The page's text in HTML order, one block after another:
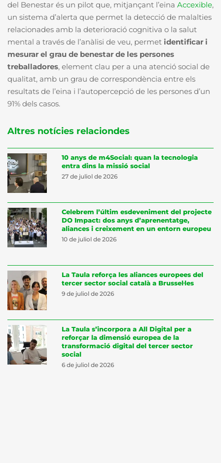
del Benestar és un pilot que, mitjançant l’eina Accexible,
un sistema d’alerta que permet la detecció de malalties
relacionades amb la deterioració cognitiva o la salut
mental a través de l’anàlisi de veu, permet identificar i
mesurar el grau de benestar de les persones
treballadores, element clau per a una atenció social de
qualitat, amb un grau de correspondència entre els
resultats de l’eina i l’autopercepció de les persones d’un
91% dels casos.
Altres notícies relaciondes
10 anys de m4Social: quan la tecnologia
entra dins la missió social
27 de juliol de 2026
Celebrem l’últim esdeveniment del projecte
DO Impact: dos anys d’aprenentatge,
aliances i creixement en un entorn europeu
10 de juliol de 2026
La Taula reforça les aliances europees del
tercer sector social català a Brussel·les
9 de juliol de 2026
La Taula s’incorpora a All Digital per a
reforçar la dimensió europea de la
transformació digital del tercer sector
social
6 de juliol de 2026